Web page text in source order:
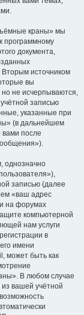
краны» мы
программному
документа,
источником
вы
не исчерпываются,
записью
указанные при
(в дальнейшем
после
однозначно
записью (далее
«ваш адрес
на форумах
компьютерной
нам услуги
в
имени
может быть как
В любом случае
вашей учётной